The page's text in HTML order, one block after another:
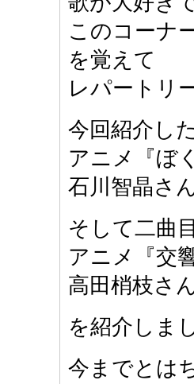
このコーナ
を覚えて
レパートリ
今回紹介し
アニメ『ぼ
石川智晶さ
そして二曲
アニメ『交
高田梢枝さ
を紹介しま
今までとは